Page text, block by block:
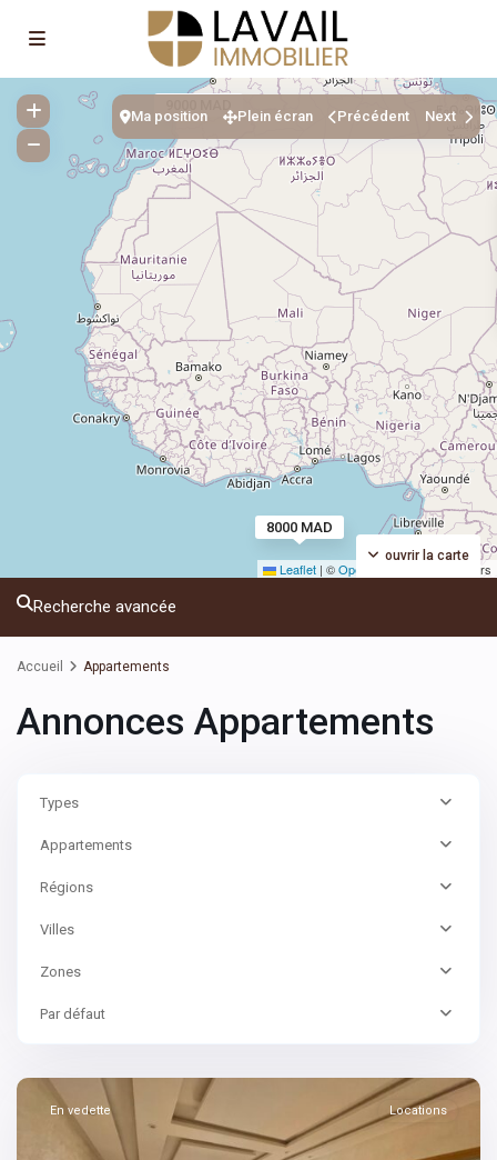
8000 MAD
Leaflet | ©OpenStreetMap contributors
ouvrir la carte
Ma position Plein écran Précédent Next
Recherche avancée
Accueil Appartements
Annonces Appartements
Types
Appartements
Régions
Villes
Zones
Par défaut
Victor
En vedette Locations